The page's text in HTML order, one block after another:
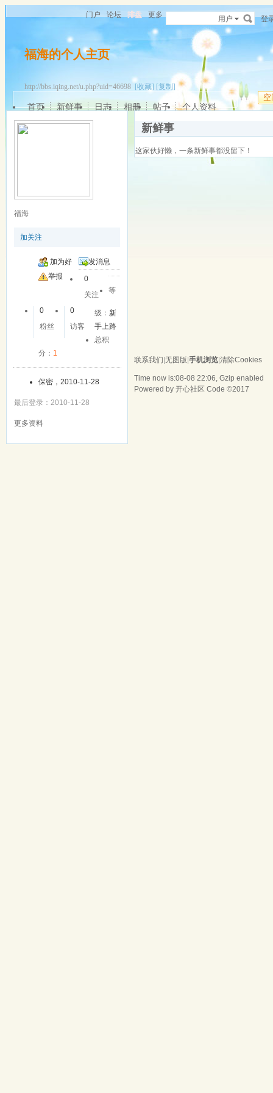
门户 论坛 排盘 更多 用户 登
福海的个人主页
http://bbs.iqing.net/u.php?uid=46698 [收藏] [复制]
空
首页 新鲜事 日志 相册 帖子 个人资料
福海
加关注
加为好
友
发消息
举报
0
关注
0
粉丝
0
访客
等
级：新
手上路
总积
分： 1
保密，2010-11-28
最后登录：2010-11-28
更多资料
新鲜事
这家伙好懒，一条新鲜事都没留下！
联系我们 无图版 手机浏览 清除Cookies
Time now is:08-08 22:06, Gzip enabled
Powered by 开心社区 Code ©2017